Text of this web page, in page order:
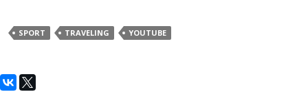
SPORT TRAVELING YOUTUBE